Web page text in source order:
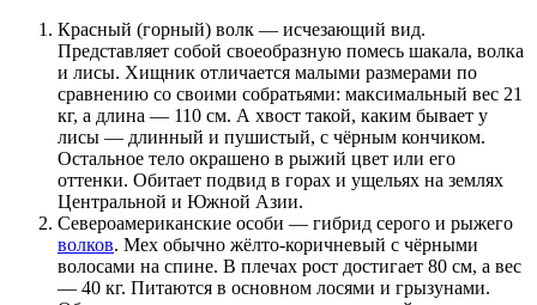
Красный (горный) волк — исчезающий вид.
Представляет собой своеобразную помесь шакала, волка
и лисы. Хищник отличается малыми размерами по
сравнению со своими собратьями: максимальный вес 21
кг, а длина — 110 см. А хвост такой, каким бывает у
лисы — длинный и пушистый, с чёрным кончиком.
Остальное тело окрашено в рыжий цвет или его
оттенки. Обитает подвид в горах и ущельях на землях
Центральной и Южной Азии.
Североамериканские особи — гибрид серого и рыжего
волков. Мех обычно жёлто-коричневый с чёрными
волосами на спине. В плечах рост достигает 80 см, а вес
— 40 кг. Питаются в основном лосями и грызунами.